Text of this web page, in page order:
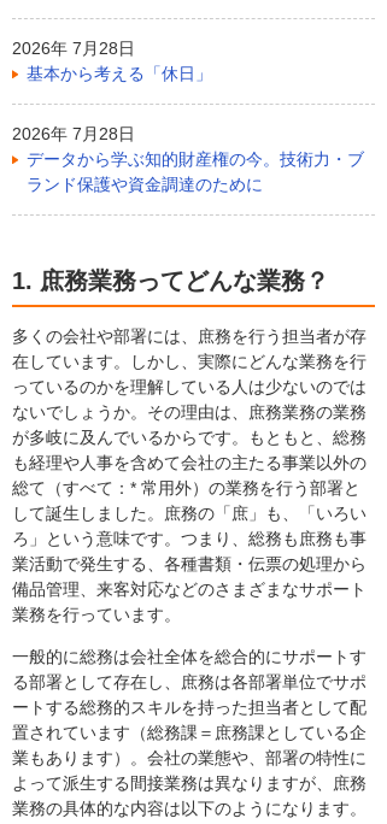
2026年 7月28日
基本から考える「休日」
2026年 7月28日
データから学ぶ知的財産権の今。技術力・ブ
ランド保護や資金調達のために
1. 庶務業務ってどんな業務？
多くの会社や部署には、庶務を行う担当者が存
在しています。しかし、実際にどんな業務を行
っているのかを理解している人は少ないのでは
ないでしょうか。その理由は、庶務業務の業務
が多岐に及んでいるからです。もともと、総務
も経理や人事を含めて会社の主たる事業以外の
総て（すべて：* 常用外）の業務を行う部署と
して誕生しました。庶務の「庶」も、「いろい
ろ」という意味です。つまり、総務も庶務も事
業活動で発生する、各種書類・伝票の処理から
備品管理、来客対応などのさまざまなサポート
業務を行っています。
一般的に総務は会社全体を総合的にサポートす
る部署として存在し、庶務は各部署単位でサポ
ートする総務的スキルを持った担当者として配
置されています（総務課＝庶務課としている企
業もあります）。会社の業態や、部署の特性に
よって派生する間接業務は異なりますが、庶務
業務の具体的な内容は以下のようになります。